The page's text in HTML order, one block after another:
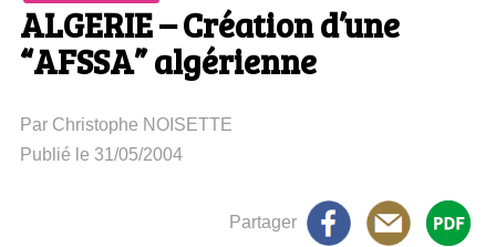
ALGERIE – Création d’une
“AFSSA” algérienne
Par Christophe NOISETTE
Publié le 31/05/2004
Partager